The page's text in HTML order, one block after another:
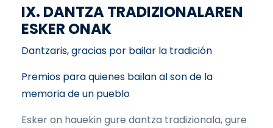
IX. DANTZA TRADIZIONALAREN
ESKER ONAK
Dantzaris, gracias por bailar la tradición
Premios para quienes bailan al son de la
memoria de un pueblo
Esker on hauekin gure dantza tradizionala, gure